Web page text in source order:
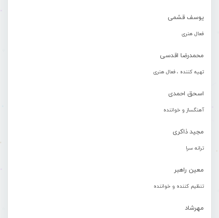
یوسف قشمی
فعال هنری
محمدرضا اقدسی
تهیه کننده ، فعال هنری
اسحق احمدی
آهنگساز و خواننده
مجید ذاکری
ترانه سرا
معین راهبر
تنظیم کننده و خواننده
مهرشاد